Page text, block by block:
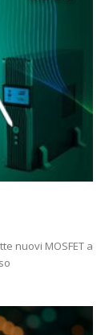
nuovi MOSFET a